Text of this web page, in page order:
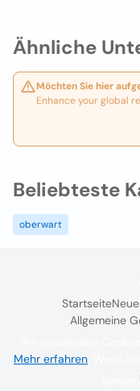
Ähnliche
Möchten Sie hier
Enhance your global
Beliebteste
oberwart
Startseite
Allgemeine
Wir verwenden
Mehr erfahren